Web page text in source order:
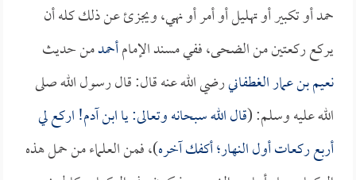
حمد أو تكبير أو تهليل أو أمر أو نهي، ويجزئ عن ذلك كله أن
يركع ركعتين من الضحى، ففي مسند الإمامأحمدمن حديث
نعيم بن عمار الغطفانيرضي الله عنه قال: قال رسول الله صلى
الله عليه وسلم: (قال الله سبحانه وتعالى: يا ابن آدم! اركع لي
أربع ركعات أول النهار؛ أكفك آخره)، فمن العلماء من حمل هذه